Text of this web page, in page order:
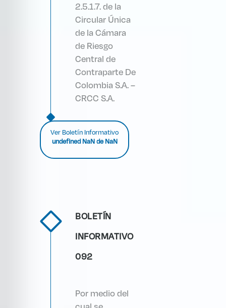
2.5.1.7. de la
Circular Única
de la Cámara
de Riesgo
Central de
Contraparte De
Colombia S.A. –
CRCC S.A.
Ver Boletín Informativo
undefined NaN de NaN
BOLETÍN
INFORMATIVO
092
Por medio del